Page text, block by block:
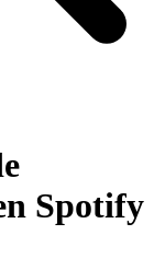
Spotify